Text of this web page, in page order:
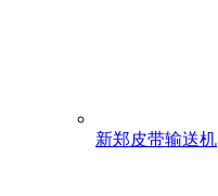
新郑皮带输送机